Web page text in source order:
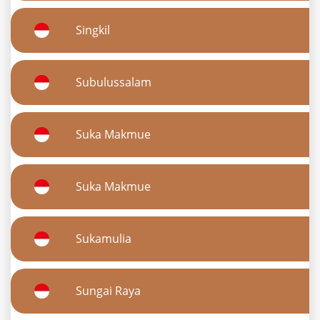
Singkil
Subulussalam
Suka Makmue
Suka Makmue
Sukamulia
Sungai Raya